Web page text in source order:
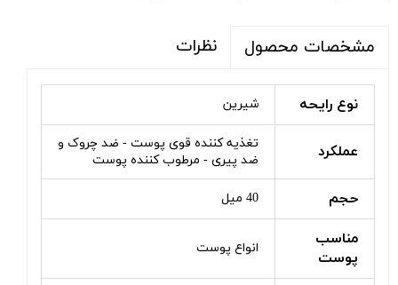
مشخصات محصول نظرات
نوع رایحه شیرین
عملکرد
تغذیه کننده قوی پوست - ضد چروک و
ضد پیری - مرطوب کننده پوست
حجم 40 میل
مناسب
پوست
انواع پوست